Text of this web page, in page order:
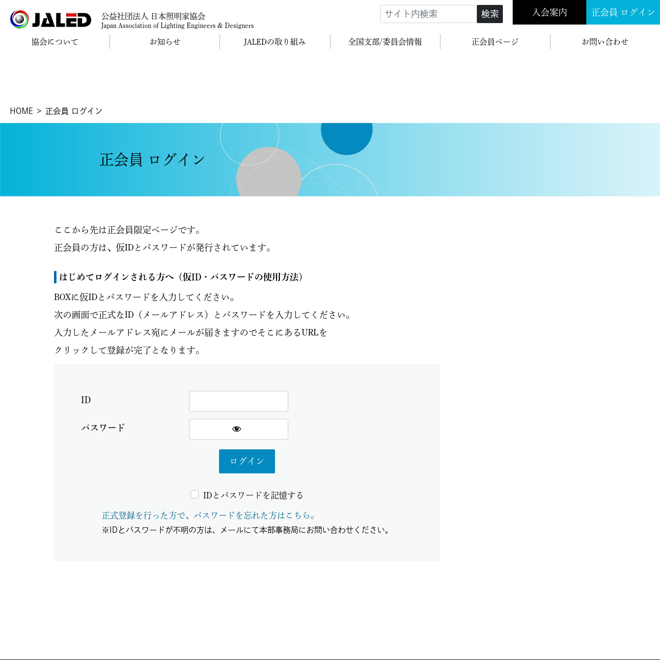
公益社団法人 日本照明家協会
Japan Association of Lighting Engineers & Designers
検索 入会案内 正会員 ログイン
協会について お知らせ JALEDの取り組み 全国支部/委員会情報 正会員ページ お問い合わせ
HOME 正会員 ログイン
正会員 ログイン
ここから先は正会員限定ページです。
正会員の方は、仮IDとパスワードが発行されています。
はじめてログインされる方へ（仮ID・パスワードの使用方法）
BOXに仮IDとパスワードを入力してください。
次の画面で正式なID（メールアドレス）とパスワードを入力してください。
入力したメールアドレス宛にメールが届きますのでそこにあるURLを
クリックして登録が完了となります。
ID
パスワード
IDとパスワードを記憶する
正式登録を行った方で、パスワードを忘れた方はこちら。
※IDとパスワードが不明の方は、メールにて本部事務局にお問い合わせください。